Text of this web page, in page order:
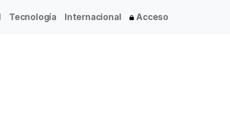
Tecnología Internacional Acceso